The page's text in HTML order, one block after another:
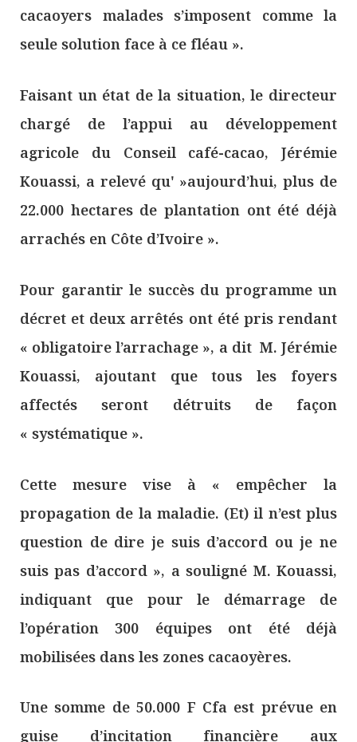
cacaoyers malades s’imposent comme la
seule solution face à ce fléau ».
Faisant un état de la situation, le directeur
chargé de l’appui au développement
agricole du Conseil café-cacao, Jérémie
Kouassi, a relevé qu' »aujourd’hui, plus de
22.000 hectares de plantation ont été déjà
arrachés en Côte d’Ivoire ».
Pour garantir le succès du programme un
décret et deux arrêtés ont été pris rendant
« obligatoire l’arrachage », a dit M. Jérémie
Kouassi, ajoutant que tous les foyers
affectés seront détruits de façon
« systématique ».
Cette mesure vise à « empêcher la
propagation de la maladie. (Et) il n’est plus
question de dire je suis d’accord ou je ne
suis pas d’accord », a souligné M. Kouassi,
indiquant que pour le démarrage de
l’opération 300 équipes ont été déjà
mobilisées dans les zones cacaoyères.
Une somme de 50.000 F Cfa est prévue en
guise d’incitation financière aux